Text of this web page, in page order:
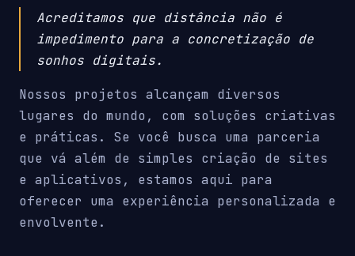
Acreditamos que distância não é
impedimento para a concretização de
sonhos digitais.
Nossos projetos alcançam diversos
lugares do mundo, com soluções criativas
e práticas. Se você busca uma parceria
que vá além de simples criação de sites
e aplicativos, estamos aqui para
oferecer uma experiência personalizada e
envolvente.